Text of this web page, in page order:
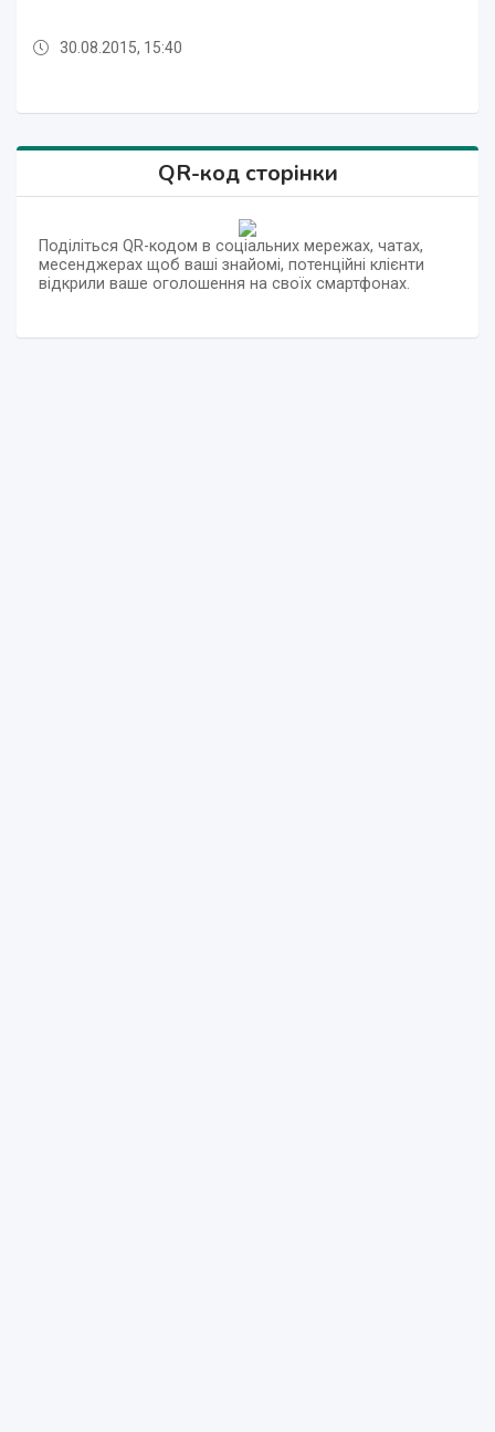
30.08.2015, 15:40
QR-код сторінки
Поділіться QR-кодом в соціальних мережах, чатах,
месенджерах щоб ваші знайомі, потенційні клієнти
відкрили ваше оголошення на своїх смартфонах.